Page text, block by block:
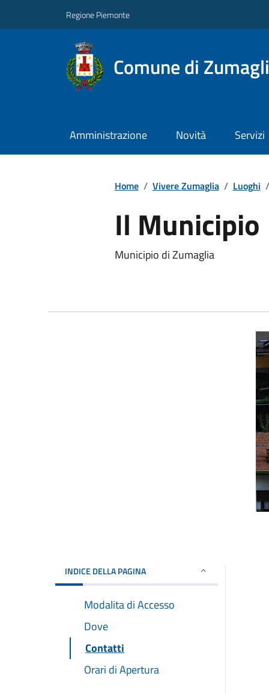
Regione Piemonte
Comune di
Amministrazione Novità Servizi
Home / Vivere Zumaglia / Luoghi /
Il Municipio
Municipio di Zumaglia
INDICE DELLA PAGINA
Modalita di Accesso
Dove
Contatti
Orari di Apertura